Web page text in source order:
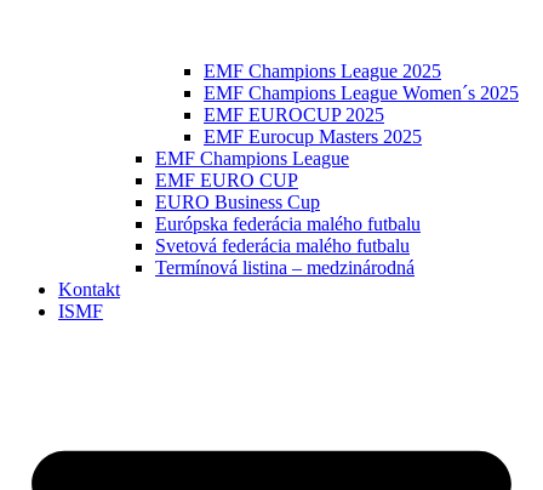
EMF Champions League 2025
EMF Champions League Women´s 2025
EMF EUROCUP 2025
EMF Eurocup Masters 2025
EMF Champions League
EMF EURO CUP
EURO Business Cup
Európska federácia malého futbalu
Svetová federácia malého futbalu
Termínová listina – medzinárodná
Kontakt
ISMF